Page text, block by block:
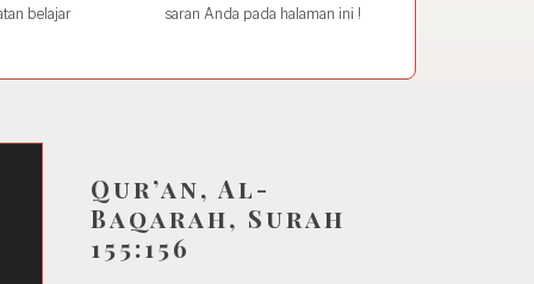
belajar
saran Anda pada halaman ini !
Qur’an, Al-
Baqarah, Surah
155:156